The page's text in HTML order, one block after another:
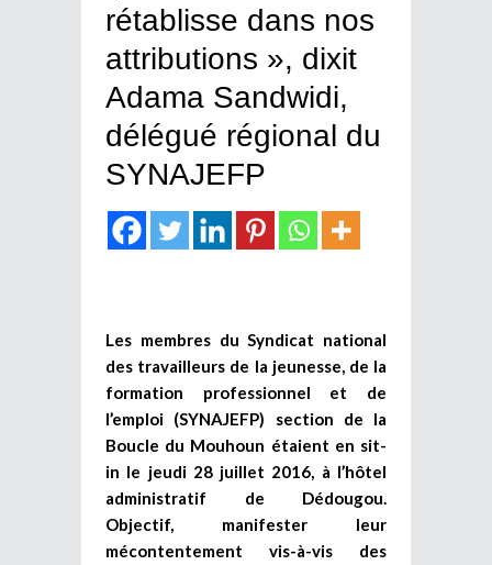
rétablisse dans nos
attributions », dixit
Adama Sandwidi,
délégué régional du
SYNAJEFP
Les membres du Syndicat national
des travailleurs de la jeunesse, de la
formation professionnel et de
l’emploi (SYNAJEFP) section de la
Boucle du Mouhoun étaient en sit-
in le jeudi 28 juillet 2016, à l’hôtel
administratif de Dédougou.
Objectif, manifester leur
mécontentement vis-à-vis des